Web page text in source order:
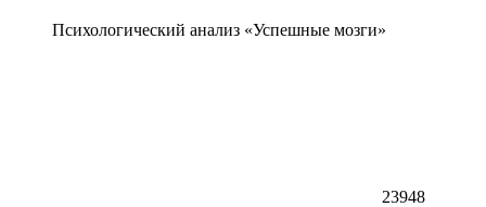
Психологический анализ «Успешные мозги»
23948